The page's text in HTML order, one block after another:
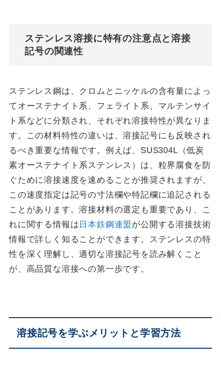
ステンレス溶接に特有の注意点と溶接
記号の関連性
ステンレス鋼は、クロムとニッケルの含有量によっ
てオーステナイト系、フェライト系、マルテンサイ
ト系などに分類され、それぞれ溶接特性が異なりま
す。この材料特性の違いは、溶接記号にも反映され
るべき重要な情報です。例えば、SUS304L（低炭
素オーステナイト系ステンレス）は、粒界腐食を防
ぐために溶接速度を速めることが推奨されますが、
この速度指定は記号の寸法欄や特記欄に追記される
ことがあります。溶接材料の選定も重要であり、こ
れに関する情報は 日本鉄鋼連盟 が公開する溶接技術
情報で詳しく知ることができます。ステンレスの特
性を深く理解し、適切な溶接記号を読み解くこと
が、高品質な溶接への第一歩です。
溶接記号を学ぶメリットと学習方法